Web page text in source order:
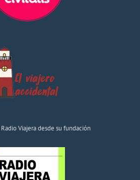
Viajera desde su fundación